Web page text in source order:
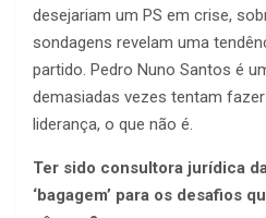
desejariam um PS em crise,
sondagens revelam uma
partido. Pedro Nuno Santos é
demasiadas vezes tentam
liderança, o que não é.
Ter sido consultora jurídica
‘bagagem’ para os desafios